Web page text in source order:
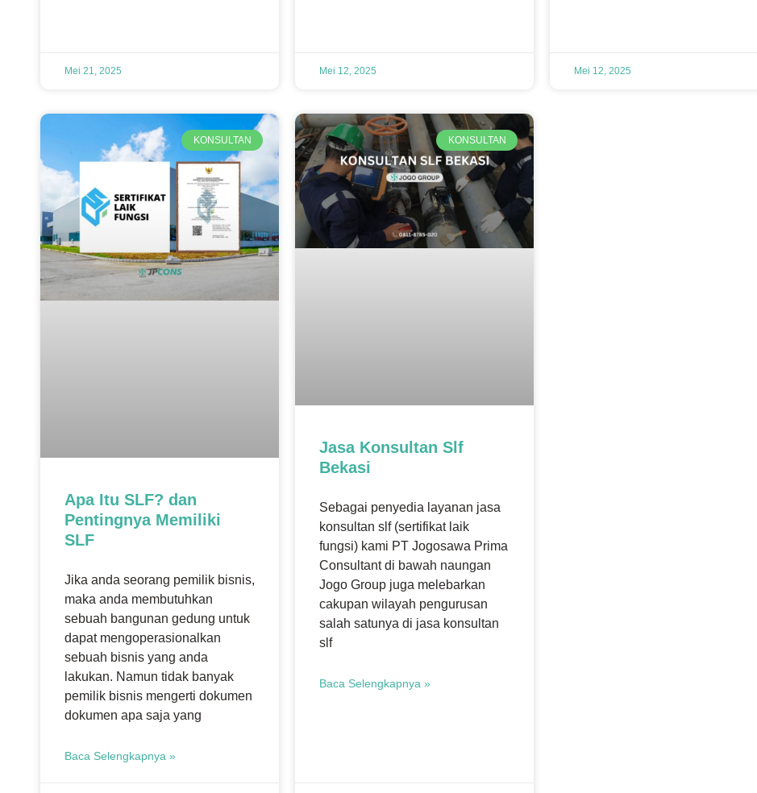
Mei 21, 2025 Mei 12, 2025 Mei 12, 2025
KONSULTAN
Apa Itu SLF? dan
Pentingnya Memiliki
SLF
Jika anda seorang pemilik bisnis,
maka anda membutuhkan
sebuah bangunan gedung untuk
dapat mengoperasionalkan
sebuah bisnis yang anda
lakukan. Namun tidak banyak
pemilik bisnis mengerti dokumen
dokumen apa saja yang
Baca Selengkapnya »
KONSULTAN
Jasa Konsultan Slf
Bekasi
Sebagai penyedia layanan jasa
konsultan slf (sertifikat laik
fungsi) kami PT Jogosawa Prima
Consultant di bawah naungan
Jogo Group juga melebarkan
cakupan wilayah pengurusan
salah satunya di jasa konsultan
slf
Baca Selengkapnya »